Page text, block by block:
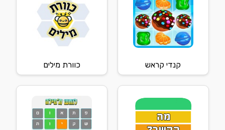
קנדי קראש כוורת מילים